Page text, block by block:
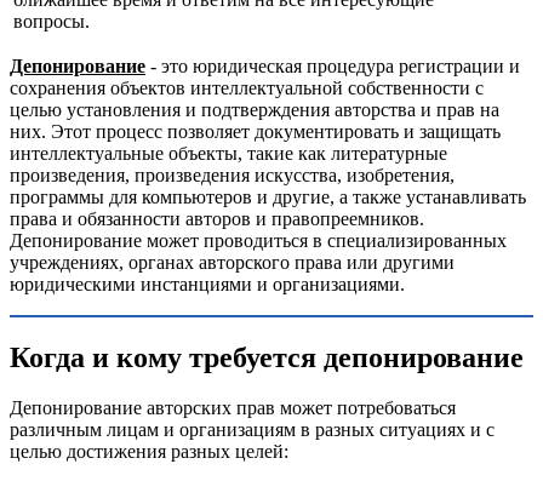
вопросы.
Депонирование - это юридическая процедура регистрации и
сохранения объектов интеллектуальной собственности с
целью установления и подтверждения авторства и прав на
них. Этот процесс позволяет документировать и защищать
интеллектуальные объекты, такие как литературные
произведения, произведения искусства, изобретения,
программы для компьютеров и другие, а также устанавливать
права и обязанности авторов и правопреемников.
Депонирование может проводиться в специализированных
учреждениях, органах авторского права или другими
юридическими инстанциями и организациями.
Когда и кому требуется депонирование
Депонирование авторских прав может потребоваться
различным лицам и организациям в разных ситуациях и с
целью достижения разных целей: